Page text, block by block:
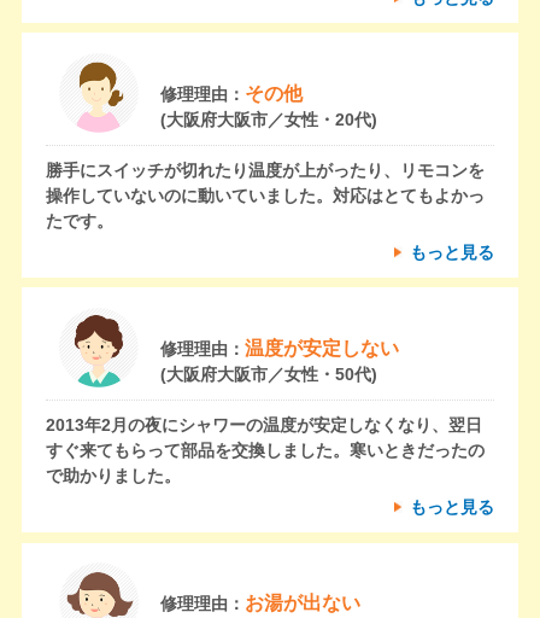
修理理由： その他
(大阪府大阪市／女性・20代)
勝手にスイッチが切れたり温度が上がったり、リモコンを
操作していないのに動いていました。対応はとてもよかっ
たです。
もっと見る
修理理由： 温度が安定しない
(大阪府大阪市／女性・50代)
2013年2月の夜にシャワーの温度が安定しなくなり、翌日
すぐ来てもらって部品を交換しました。寒いときだったの
で助かりました。
もっと見る
修理理由： お湯が出ない